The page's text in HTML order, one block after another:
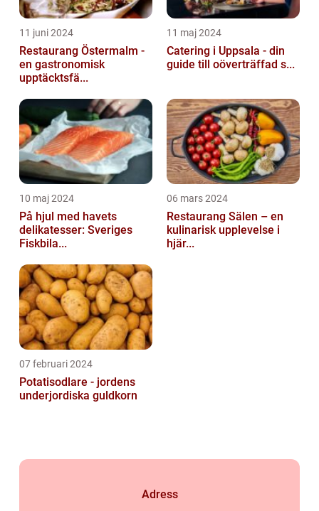
11 juni 2024
Restaurang Östermalm -
en gastronomisk
upptäcktsfä...
11 maj 2024
Catering i Uppsala - din
guide till oöverträffad s...
10 maj 2024
På hjul med havets
delikatesser: Sveriges
Fiskbila...
06 mars 2024
Restaurang Sälen – en
kulinarisk upplevelse i
hjär...
07 februari 2024
Potatisodlare - jordens
underjordiska guldkorn
Adress